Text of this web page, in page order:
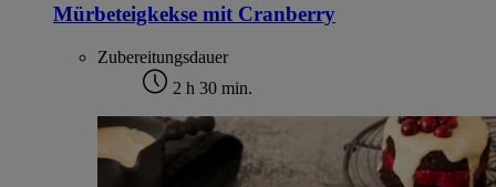
Mürbeteigkekse mit Cranberry
Zubereitungsdauer
2 h 30 min.